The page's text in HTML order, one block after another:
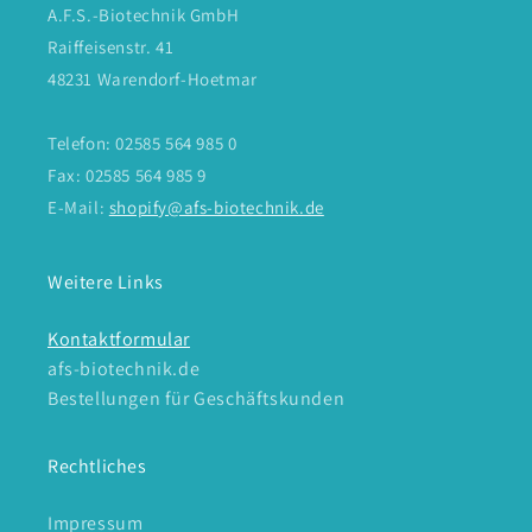
A.F.S.-Biotechnik GmbH
Raiffeisenstr. 41
48231 Warendorf-Hoetmar
Telefon: 02585 564 985 0
Fax: 02585 564 985 9
E-Mail: shopify@afs-biotechnik.de
Weitere Links
Kontaktformular
afs-biotechnik.de
Bestellungen für Geschäftskunden
Rechtliches
Impressum